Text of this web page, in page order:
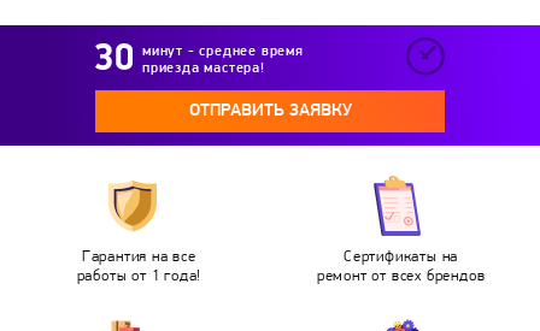
минут - среднее время
приезда мастера!
ОТПРАВИТЬ ЗАЯВКУ
Гарантия на все
работы от 1 года!
Сертификаты на
ремонт от всех брендов